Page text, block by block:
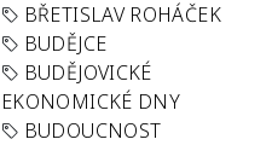
BŘETISLAV ROHÁČEK
BUDĚJCE
BUDĚJOVICKÉ
EKONOMICKÉ DNY
BUDOUCNOST